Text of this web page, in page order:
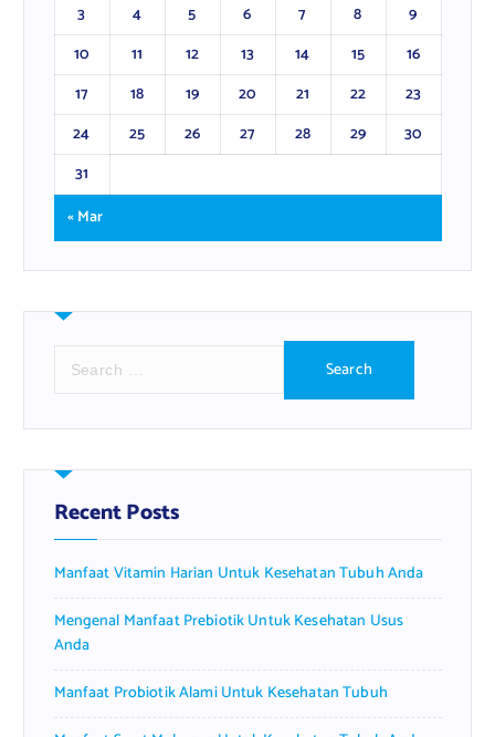
3
4 5 6 7 8
9
10
11 12 13 14 15
16
17
18 19 20 21 22
23
24
25 26 27 28 29
30
31
« Mar
r
h
f
o
:
Recent Posts
Manfaat Vitamin Harian Untuk Kesehatan Tubuh Anda
Mengenal Manfaat Prebiotik Untuk Kesehatan Usus
Anda
Manfaat Probiotik Alami Untuk Kesehatan Tubuh